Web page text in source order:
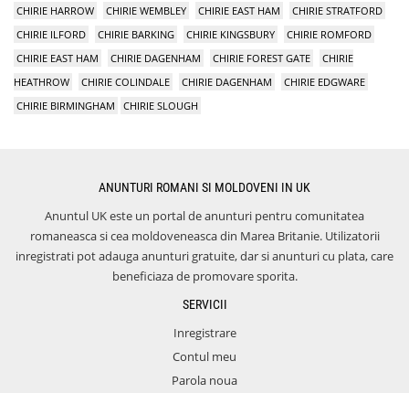
CHIRIE HARROW CHIRIE WEMBLEY CHIRIE EAST HAM
CHIRIE STRATFORD
CHIRIE ILFORD
CHIRIE BARKING CHIRIE KINGSBURY
CHIRIE ROMFORD
CHIRIE EAST HAM
CHIRIE DAGENHAM CHIRIE FOREST GATE
CHIRIE
HEATHROW
CHIRIE COLINDALE CHIRIE DAGENHAM
CHIRIE EDGWARE
CHIRIE BIRMINGHAM
CHIRIE SLOUGH
ANUNTURI ROMANI SI MOLDOVENI IN UK
Anuntul UK este un portal de anunturi pentru comunitatea
romaneasca si cea moldoveneasca din Marea Britanie. Utilizatorii
inregistrati pot adauga anunturi gratuite, dar si anunturi cu plata, care
beneficiaza de promovare sporita.
SERVICII
Inregistrare
Contul meu
Parola noua